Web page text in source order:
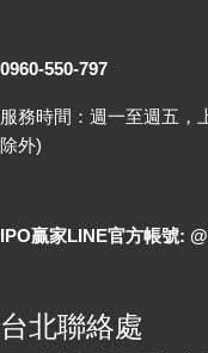
0960-550-797
服務時間：週一至週五，
除外)
IPO贏家LINE官方帳號:
台北聯絡處